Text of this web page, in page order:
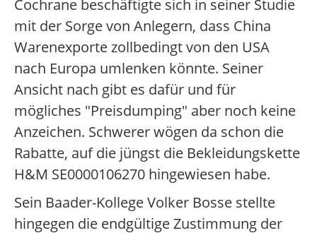
Cochrane beschäftigte sich in seiner Studie
mit der Sorge von Anlegern, dass China
Warenexporte zollbedingt von den USA
nach Europa umlenken könnte. Seiner
Ansicht nach gibt es dafür und für
mögliches "Preisdumping" aber noch keine
Anzeichen. Schwerer wögen da schon die
Rabatte, auf die jüngst die Bekleidungskette
H&M SE0000106270 hingewiesen habe.
Sein Baader-Kollege Volker Bosse stellte
hingegen die endgültige Zustimmung der